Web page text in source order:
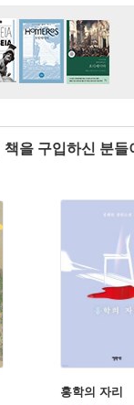
책을 구입하신 분
홍학의 자리